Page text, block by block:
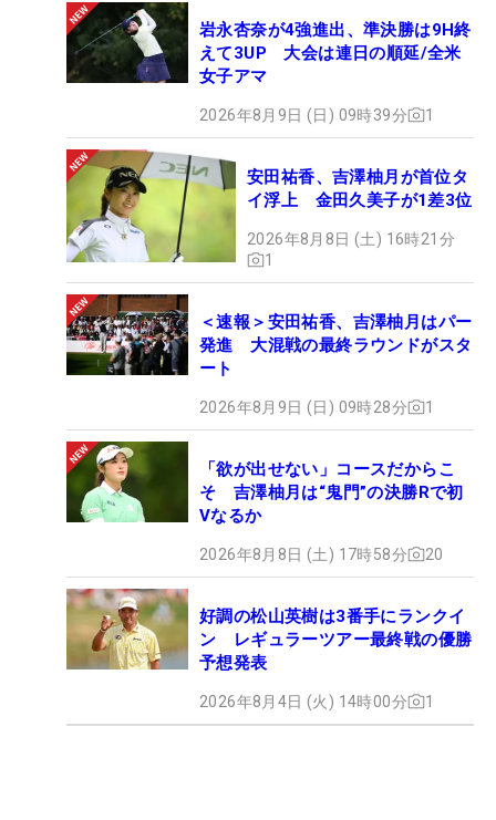
岩永杏奈が4強進出、準決勝は9H終
えて3UP 大会は連日の順延/全米
女子アマ
2026年8月9日 (日) 09時39分 1
安田祐香、吉澤柚月が首位タ
イ浮上 金田久美子が1差3位
2026年8月8日 (土) 16時21分
1
＜速報＞安田祐香、吉澤柚月はパー
発進 大混戦の最終ラウンドがスタ
ート
2026年8月9日 (日) 09時28分 1
「欲が出せない」コースだからこ
そ 吉澤柚月は“鬼門”の決勝Rで初
Vなるか
2026年8月8日 (土) 17時58分 20
好調の松山英樹は3番手にランクイ
ン レギュラーツアー最終戦の優勝
予想発表
2026年8月4日 (火) 14時00分 1